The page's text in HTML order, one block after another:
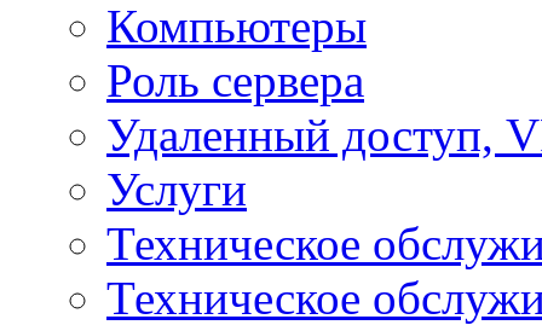
Компьютеры
Роль сервера
Удаленный доступ,
Услуги
Техническое
Техническое